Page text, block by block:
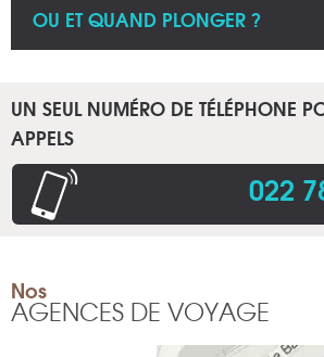
OU ET QUAND PLONGER ?
UN SEUL NUMÉRO DE TÉLÉPHONE
APPELS
022
Nos
AGENCES DE VOYAGE